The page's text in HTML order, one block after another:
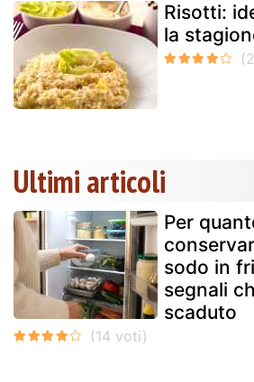
Risotti:
la
Ultimi articoli
Per
sodo in
segnali
scaduto